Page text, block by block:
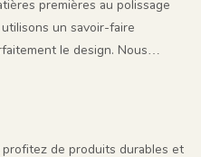
premières au polissage
un savoir-faire
le design. Nous
et les studios à collaborer
à la production
pour faciliter la
Nous espérons collaborer
de produits durables et